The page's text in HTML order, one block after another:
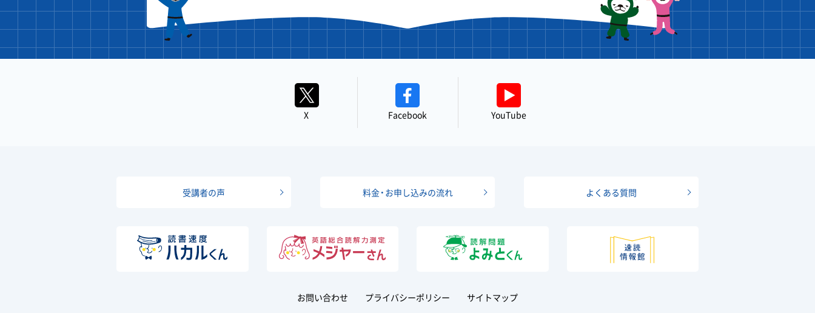
X Facebook YouTube
受講者の声 料金・お申し込みの流れ よくある質問
お問い合わせ プライバシーポリシー サイトマップ